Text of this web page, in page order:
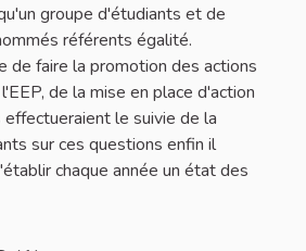
groupe d'étudiants et de
référents égalité.
de faire la promotion des actions
de la mise en place d'action
le suivie de la
sur ces questions enfin il
chaque année un état des